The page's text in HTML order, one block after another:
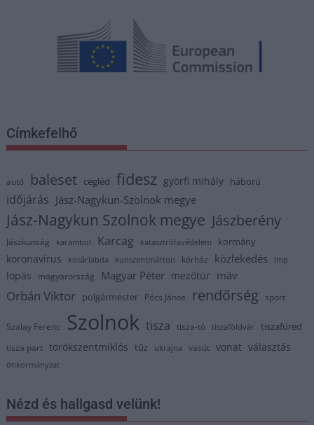
Címkefelhő
autó baleset cegléd fidesz györfi mihály háború
időjárás Jász-Nagykun-Szolnok megye
Jász-Nagykun Szolnok megye Jászberény
Jászkunság karambol Karcag katasztrófavédelem kormány
koronavírus kosárlabda kunszentmárton kórház közlekedés lmp
lopás magyarország Magyar Péter mezőtúr máv
Orbán Viktor polgármester Pócs János rendőrség sport
Szalay Ferenc Szolnok tisza tisza-tó tiszaföldvár tiszafüred
tisza part törökszentmiklós tűz ukrajna vasút vonat választás
önkormányzat
Nézd és hallgasd velünk!